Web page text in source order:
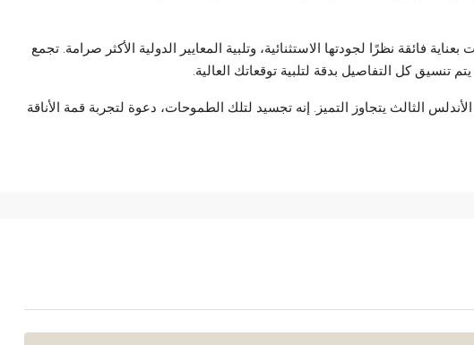
فائقة نظرًا لجودتها الاستثنائية، وتلبية المعايير الدولية الأكثر صرامة. تجمع
تنسيق كل التفاصيل بدقة لتلبية توقعاتك العالية.
الثالث يتجاوز التميز. إنه تجسيد لتلك الطموحات، دعوة لتجربة قمة الأناقة